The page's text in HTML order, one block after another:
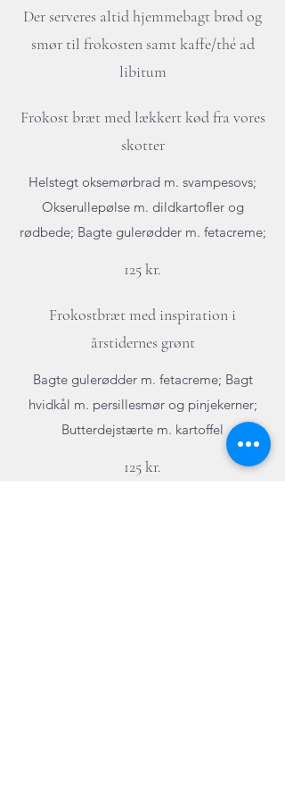
Der serveres altid hjemmebagt brød og
smør til frokosten samt kaffe/thé ad
libitum
Frokost bræt med lækkert kød fra vores
skotter
Helstegt oksemørbrad m. svampesovs;
Okserullepølse m. dildkartofler og
rødbede; Bagte gulerødder m. fetacreme;
125 kr.
Frokostbræt med inspiration i
årstidernes grønt
Bagte gulerødder m. fetacreme; Bagt
hvidkål m. persillesmør og pinjekerner;
Butterdejstærte m. kartoffel
125 kr.